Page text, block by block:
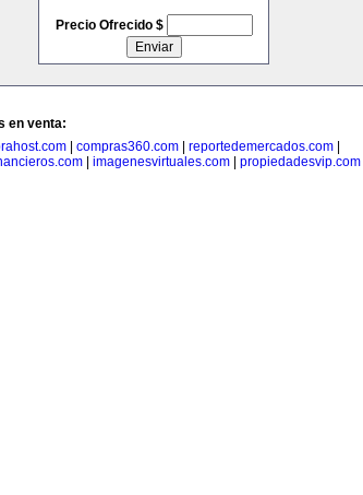
Precio Ofrecido $
en venta:
| compras360.com| reportedemercados.com|
imagenesvirtuales.com propiedadesvip.com